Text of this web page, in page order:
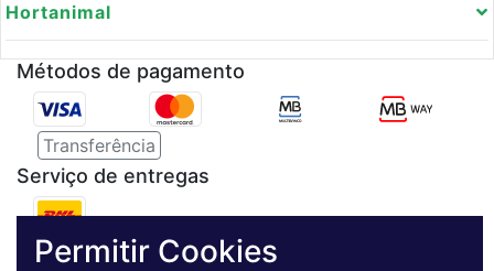
Hortanimal
Métodos de pagamento
Transferência
Serviço de entregas
Pagamento Seguro
Permitir Cookies